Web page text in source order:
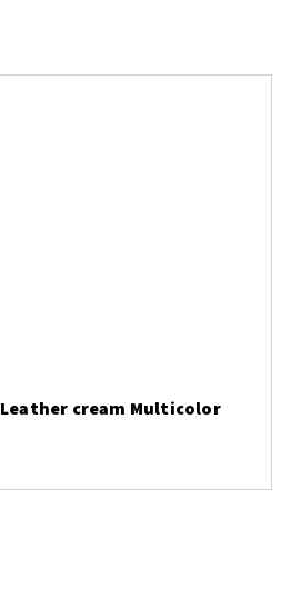
Leather cream Multicolor